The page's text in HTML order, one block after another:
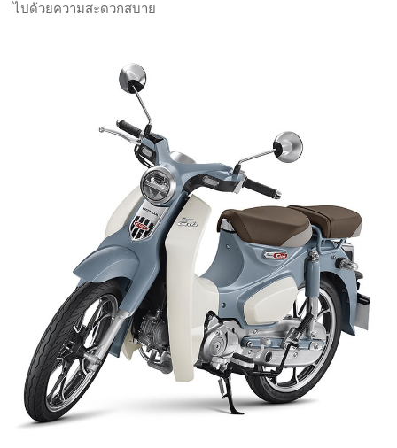
ไปด้วยความสะดวกสบาย